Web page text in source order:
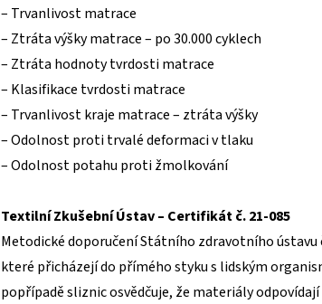
– Trvanlivost matrace
– Ztráta výšky matrace – po 30.000 cyklech
– Ztráta hodnoty tvrdosti matrace
– Klasifikace tvrdosti matrace
– Trvanlivost kraje matrace – ztráta výšky
– Odolnost proti trvalé deformaci v tlaku
– Odolnost potahu proti žmolkování
Textilní Zkušební Ústav – Certifikát č. 21-085
Metodické doporučení Státního zdravotního ústavu
které přicházejí do přímého styku s lidským
popřípadě sliznic osvědčuje, že materiály